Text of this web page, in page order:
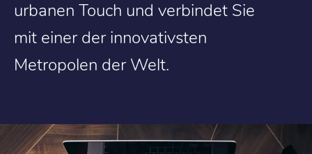
urbanen Touch und verbindet Sie
mit einer der innovativsten
Metropolen der Welt.